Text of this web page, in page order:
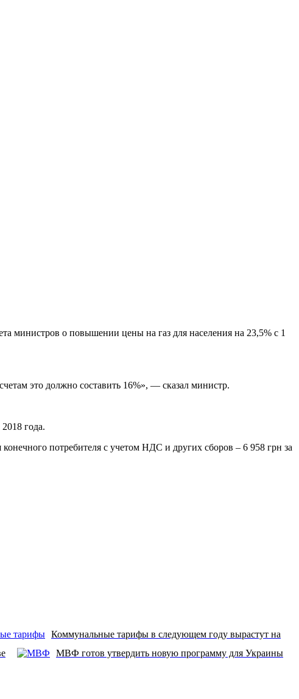
министров о повышении цены на газ для населения на 23,5% с 1
это должно составить 16%», — сказал министр.
года.
потребителя с учетом НДС и других сборов – 6 958 грн за
Коммунальные тарифы в следующем году вырастут на
МВФ готов утвердить новую программу для Украины